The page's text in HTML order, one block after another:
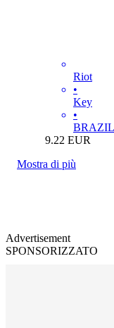
Riot
•
Key
•
BRAZIL
9.22 EUR
Mostra di più
Advertisement
SPONSORIZZATO